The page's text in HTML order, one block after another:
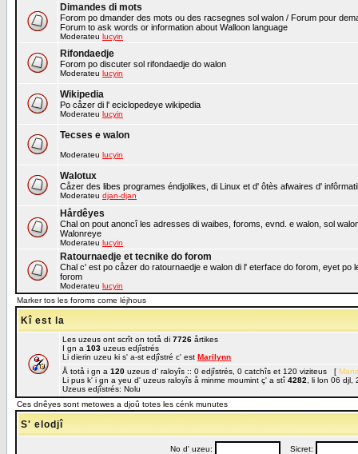
Dimandes di mots
Forom po dmander des mots ou des racsegnes sol walon / Forum pour
Forum to ask words or information about Walloon language
Moderateu lucyin
Rifondaedje
Forom po discuter sol rifondaedje do walon
Moderateu lucyin
Wikipedia
Po cåzer di l' eciclopedeye wikipedia
Moderateu lucyin
Tecses e walon
Moderateu lucyin
Walotux
Cåzer des libes programes éndjolikes, di Linux et d' ôtès afwaires d'
Moderateu djan-djan
Hårdêyes
Chal on pout anoncî les adresses di waibes, foroms, evnd. e walon, sol
Walonreye
Moderateu lucyin
Ratournaedje et tecnike do forom
Chal c' est po cåzer do ratournaedje e walon di l' eterface do forom, eyet
forom
Moderateu lucyin
Marker tos les foroms come léjhous
Kî est la
Les uzeus ont scrît on totå di 7726 årtikes
I gn a 103 uzeus edjîstrés
Li dierin uzeu ki s' a-st edjîstré c' est Marilynn
Å totå i gn a 120 uzeus d' raloyîs :: 0 edjîstrés, 0 catchîs et 120 viziteus [
Li pus k' i gn a yeu d' uzeus raloyîs å minme moumint ç' a stî 4282 , li lon 06
Uzeus edjîstrés: Nolu
Ces dnêyes sont metowes a djoû totes les cénk munutes
S' elodjî
No d' uzeu: Sicret: